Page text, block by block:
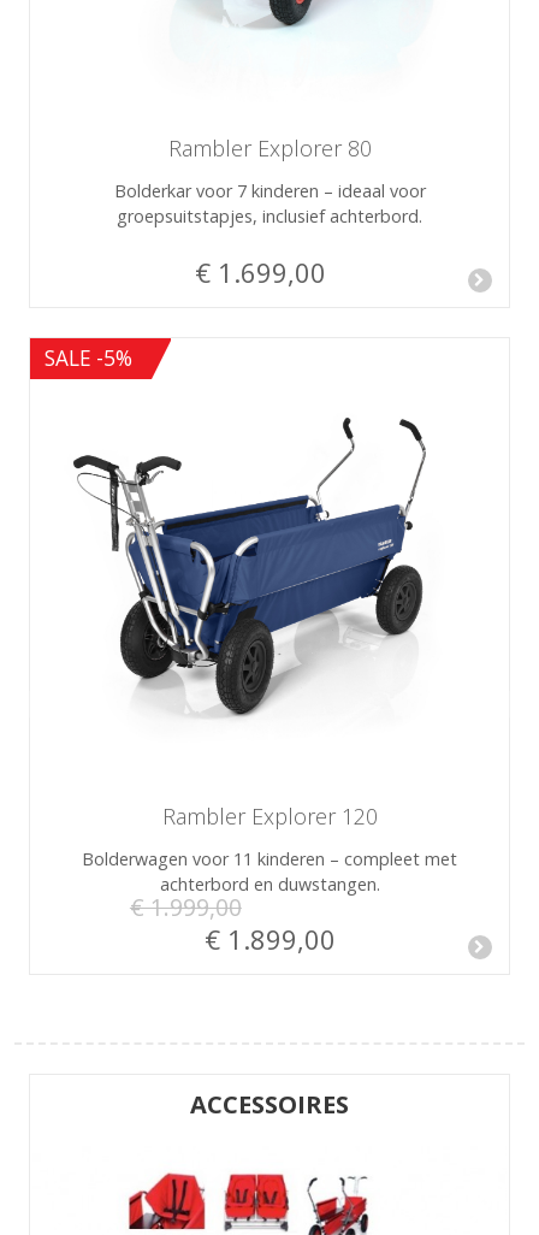
Rambler Explorer 80
Bolderkar voor 7 kinderen – ideaal voor
groepsuitstapjes, inclusief achterbord.
€ 1.699,00
SALE -5%
Rambler Explorer 120
Bolderwagen voor 11 kinderen – compleet met
achterbord en duwstangen.
€ 1.999,00
€ 1.899,00
ACCESSOIRES